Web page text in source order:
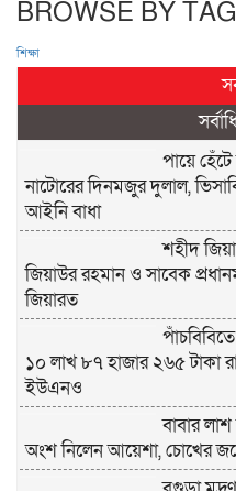
BROWSE BY TAG
শিক্ষা
পায়ে
নাটোরের দিনমজুর দুলাল,
আইনি বাধা
শহীদ
জিয়াউর রহমান ও সাবেক
জিয়ারত
১০ লাখ ৮৭ হাজার ২৬৫ টাকা
ইউএনও
বাবার
অংশ নিলেন আয়েশা, চোখের